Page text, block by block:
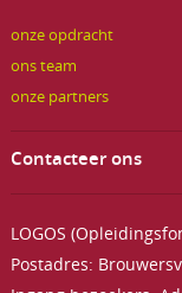
onze opdracht
ons team
onze partners
Contacteer ons
LOGOS
Postadres: